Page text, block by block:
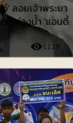
' ลอยเจ้าพระยา
ใช้ถ่วงน้ำ 'แอนดี้
1129